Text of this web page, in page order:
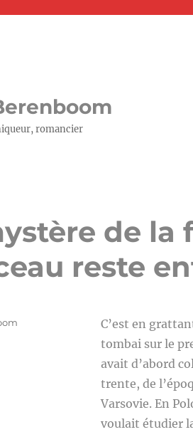
romancier
de la
reste
C’est en
tombai sur le
avait d’abord
trente, de
Varsovie. En
voulait étudier